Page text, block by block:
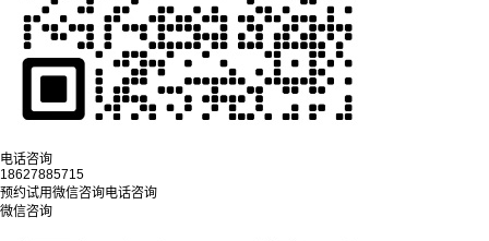
电话咨询
18627885715
预约试用微信咨询电话咨询
微信咨询